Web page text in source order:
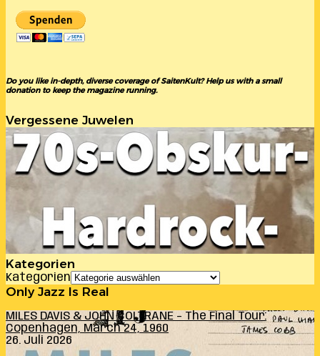
Do you like in-depth, diverse coverage of SaitenKult? Help us with a small
donation to keep the magazine running.
Vergessene Juwelen
Kategorien
Kategorien
Only Jazz Is Real
MILES DAVIS & JOHN COLTRANE – The Final Tour:
Copenhagen, March 24, 1960
26. Juli 2026